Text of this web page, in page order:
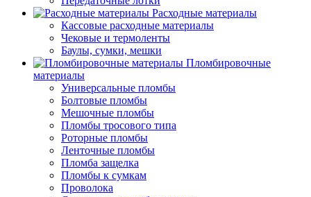
Расходные материалы
Кассовые расходные материалы
Чековые и термоленты
Баулы, сумки, мешки
Пломбировочные
материалы
Универсальные пломбы
Болтовые пломбы
Мешочные пломбы
Пломбы тросового типа
Роторные пломбы
Ленточные пломбы
Пломба защелка
Пломбы к сумкам
Проволока